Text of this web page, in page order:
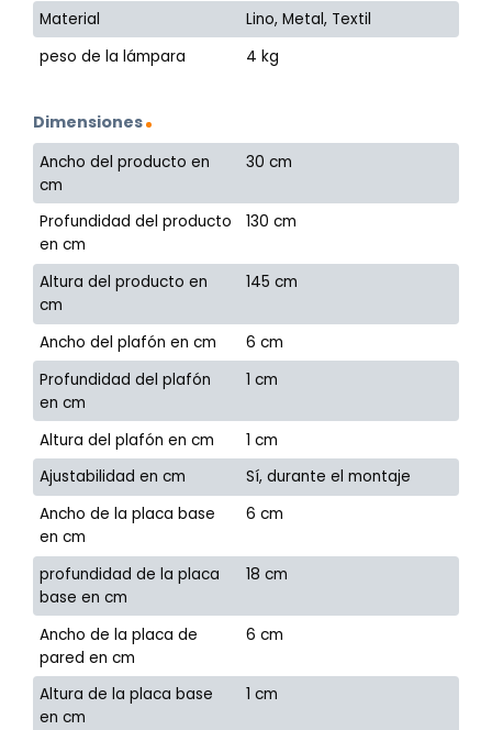
Material
Lino, Metal, Textil
peso de la lámpara
4 kg
Dimensiones
Ancho del producto en
cm
30 cm
Profundidad del producto
en cm
130 cm
Altura del producto en
cm
145 cm
Ancho del plafón en cm
6 cm
Profundidad del plafón
en cm
1 cm
Altura del plafón en cm
1 cm
Ajustabilidad en cm
Sí, durante el montaje
Ancho de la placa base
en cm
6 cm
profundidad de la placa
base en cm
18 cm
Ancho de la placa de
pared en cm
6 cm
Altura de la placa base
en cm
1 cm